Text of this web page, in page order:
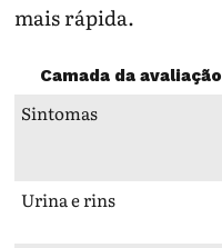
mais rápida.
Camada da avaliação
Sintomas
Urina e rins